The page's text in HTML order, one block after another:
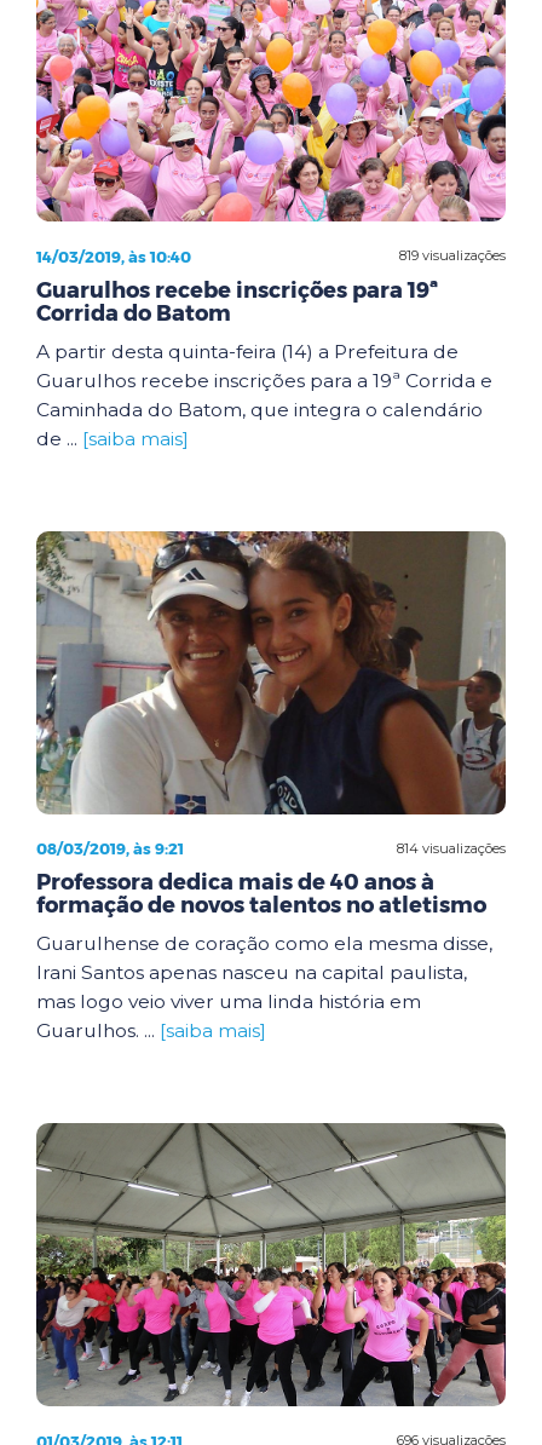
819 visualizações
14/03/2019, às 10:40
Guarulhos recebe inscrições para 19ª
Corrida do Batom
A partir desta quinta-feira (14) a Prefeitura de
Guarulhos recebe inscrições para a 19ª Corrida e
Caminhada do Batom, que integra o calendário
de ... [saiba mais]
814 visualizações
08/03/2019, às 9:21
Professora dedica mais de 40 anos à
formação de novos talentos no atletismo
Guarulhense de coração como ela mesma disse,
Irani Santos apenas nasceu na capital paulista,
mas logo veio viver uma linda história em
Guarulhos. ... [saiba mais]
696 visualizações
01/03/2019, às 12:11